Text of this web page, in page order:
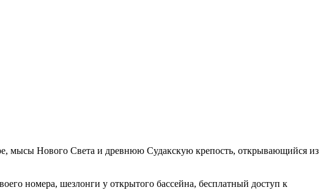
мысы Нового Света и древнюю Судакскую крепость, открывающийся из
номера, шезлонги у открытого бассейна, бесплатный доступ к